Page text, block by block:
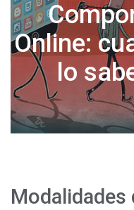
libres
Modalidades